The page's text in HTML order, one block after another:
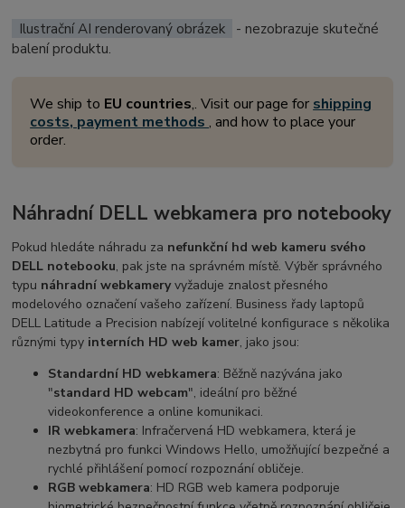
Ilustrační AI renderovaný obrázek
- nezobrazuje skutečné
balení produktu.
We ship to EU countries,. Visit our page for shipping
costs, payment methods, and how to place your
order.
Náhradní DELL webkamera pro notebooky
Pokud hledáte náhradu za nefunkční hd web kameru svého
DELL notebooku, pak jste na správném místě. Výběr správného
typu náhradní webkameryvyžaduje znalost přesného
modelového označení vašeho zařízení. Business řady laptopů
DELL Latitude a Precision nabízejí volitelné konfigurace s několika
různými typy interních HD web kamer, jako jsou:
Standardní HD webkamera: Běžně nazývána jako
"standard HD webcam", ideální pro běžné
videokonference a online komunikaci.
IR webkamera: Infračervená HD webkamera, která je
nezbytná pro funkci Windows Hello, umožňující bezpečné a
rychlé přihlášení pomocí rozpoznání obličeje.
RGB webkamera: HD RGB web kamera podporuje